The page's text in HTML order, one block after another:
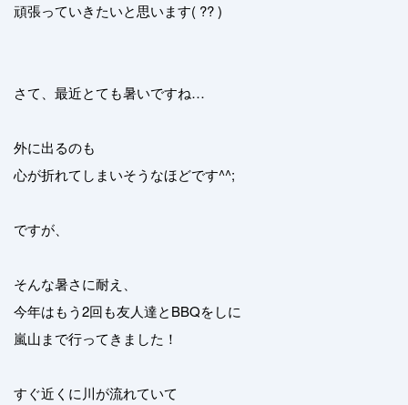
頑張っていきたいと思います( ?? )
さて、最近とても暑いですね…
外に出るのも
心が折れてしまいそうなほどです^^;
ですが、
そんな暑さに耐え、
今年はもう2回も友人達とBBQをしに
嵐山まで行ってきました！
すぐ近くに川が流れていて